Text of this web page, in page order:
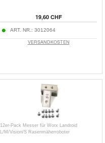
19,60 CHF
ART. NR.: 3012064
VERSANDKOSTEN
12er-Pack Messer für Worx Landroid
L/M/Vision/S Rasenmäherroboter